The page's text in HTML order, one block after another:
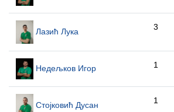
Лазић Лука 3
Недељков Игор 1
Стојковић Дусан 1